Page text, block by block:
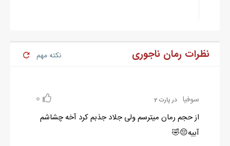
نظرات رمان ناجوری نکته مهم
سوفیا در پارت 2 0
از حجم رمان میترسم ولی جلاد جذبم کرد آخه چشاشم
آبیه😔🤣